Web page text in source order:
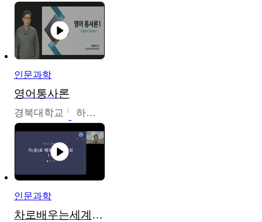
인문과학
영어통사론
경북대학교 하승완
인문과학
차로배우는세계문화